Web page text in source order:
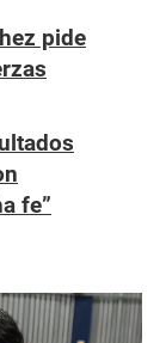
pide
fe”